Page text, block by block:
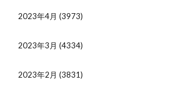
2023年4月 (3973)
2023年3月 (4334)
2023年2月 (3831)